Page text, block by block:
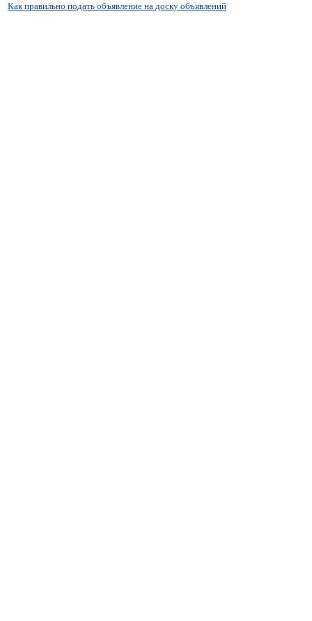
Как правильно подать объявление на доску объявлений